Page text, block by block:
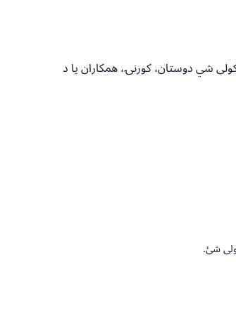
کولی شي دوستان، کورنۍ، همکاران یا د
شئ.